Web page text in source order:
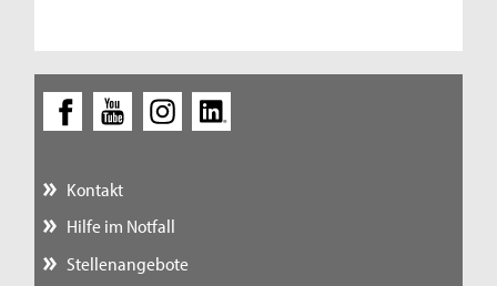
Kontakt
Hilfe im Notfall
Stellenangebote